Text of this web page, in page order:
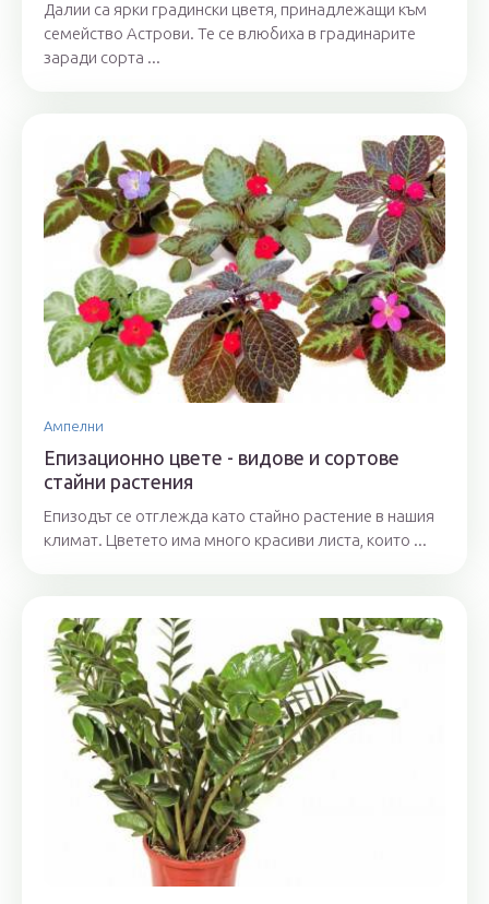
Далии са ярки градински цветя, принадлежащи към
семейство Астрови. Те се влюбиха в градинарите
заради сорта ...
Ампелни
Епизационно цвете - видове и сортове
стайни растения
Епизодът се отглежда като стайно растение в нашия
климат. Цветето има много красиви листа, които ...